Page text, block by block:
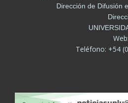
Dirección de Difusión
Web:
Teléfono: +54